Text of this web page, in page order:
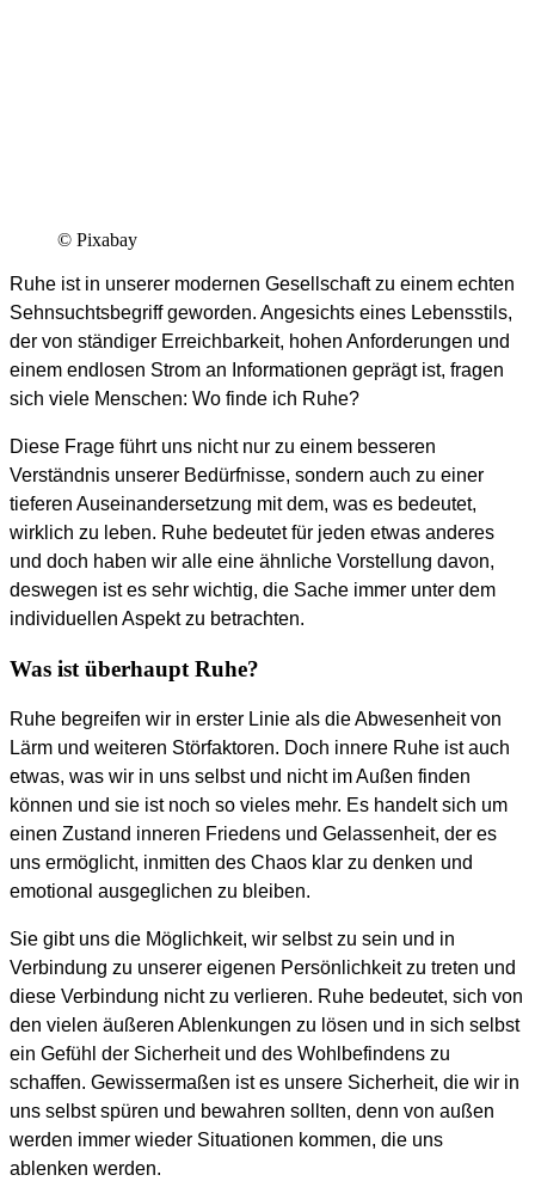
© Pixabay
Ruhe ist in unserer modernen Gesellschaft zu einem echten
Sehnsuchtsbegriff geworden. Angesichts eines Lebensstils,
der von ständiger Erreichbarkeit, hohen Anforderungen und
einem endlosen Strom an Informationen geprägt ist, fragen
sich viele Menschen: Wo finde ich Ruhe?
Diese Frage führt uns nicht nur zu einem besseren
Verständnis unserer Bedürfnisse, sondern auch zu einer
tieferen Auseinandersetzung mit dem, was es bedeutet,
wirklich zu leben. Ruhe bedeutet für jeden etwas anderes
und doch haben wir alle eine ähnliche Vorstellung davon,
deswegen ist es sehr wichtig, die Sache immer unter dem
individuellen Aspekt zu betrachten.
Was ist überhaupt Ruhe?
Ruhe begreifen wir in erster Linie als die Abwesenheit von
Lärm und weiteren Störfaktoren. Doch innere Ruhe ist auch
etwas, was wir in uns selbst und nicht im Außen finden
können und sie ist noch so vieles mehr. Es handelt sich um
einen Zustand inneren Friedens und Gelassenheit, der es
uns ermöglicht, inmitten des Chaos klar zu denken und
emotional ausgeglichen zu bleiben.
Sie gibt uns die Möglichkeit, wir selbst zu sein und in
Verbindung zu unserer eigenen Persönlichkeit zu treten und
diese Verbindung nicht zu verlieren. Ruhe bedeutet, sich von
den vielen äußeren Ablenkungen zu lösen und in sich selbst
ein Gefühl der Sicherheit und des Wohlbefindens zu
schaffen. Gewissermaßen ist es unsere Sicherheit, die wir in
uns selbst spüren und bewahren sollten, denn von außen
werden immer wieder Situationen kommen, die uns
ablenken werden.